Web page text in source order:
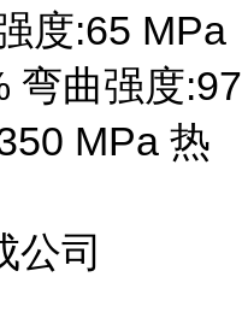
度:65 MPa
弯曲强度:97
MPa 热
公司